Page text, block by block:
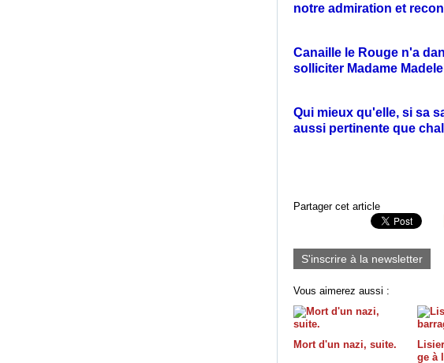
notre admiration et
Canaille le Rouge n'a
solliciter Madame
Qui mieux qu'elle, si sa
aussi pertinente que
Partager cet article
S'inscrire à la newsletter
Vous aimerez aussi :
Mort d'un nazi, suite.
ge à